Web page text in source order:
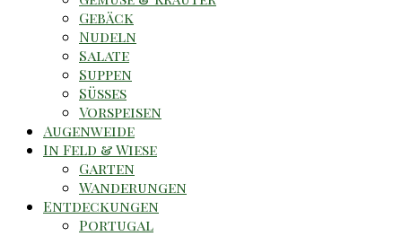
Gebäck
Nudeln
Salate
Suppen
Süsses
Vorspeisen
Augenweide
In Feld & Wiese
Garten
Wanderungen
Entdeckungen
Portugal